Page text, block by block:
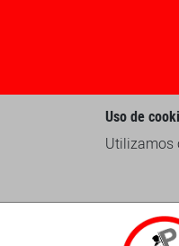
Uso de
Utilizamos